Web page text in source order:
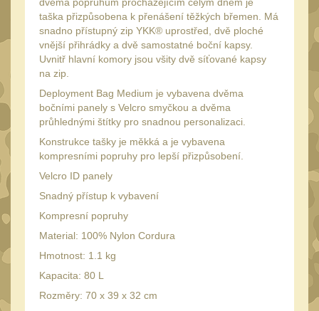
Adaptéry a risery 40
Boční montáže 11
Montáže pro optiku
1" Picatinny 45
1" Dovetail 13
30mm Picatinny47
30mm Dovetail
34mm
Montáže pre kolimátory
Ostatní13
Montáže na hlaveň
Montáže pro svítilny
dvěma popruhům procházejícím celým dnem je
taška přizpůsobena k přenášení těžkých břemen. Má
snadno přístupný zip YKK® uprostřed, dvě ploché
vnější přihrádky a dvě samostatné boční kapsy.
Uvnitř hlavní komory jsou všity dvě síťované kapsy
na zip.
Deployment Bag Medium je vybavena dvěma
bočními panely s Velcro smyčkou a dvěma
průhlednými štítky pro snadnou personalizaci.
Konstrukce tašky je měkká a je vybavena
kompresními popruhy pro lepší přizpůsobení.
Velcro ID panely
Snadný přístup k vybavení
Kompresní popruhy
Material: 100% Nylon Cordura
Hmotnost: 1.1 kg
Kapacita: 80 L
Rozměry: 70 x 39 x 32 cm